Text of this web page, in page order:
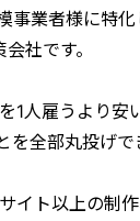
事業者様に特
社です。
1人雇うより安
全部丸投げで
イト以上の制